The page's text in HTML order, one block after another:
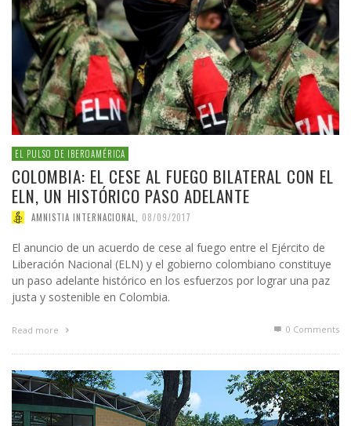
EL PULSO DE IBEROAMÉRICA
COLOMBIA: EL CESE AL FUEGO BILATERAL CON EL
ELN, UN HISTÓRICO PASO ADELANTE
AMNISTIA INTERNACIONAL 08/09/2017
El anuncio de un acuerdo de cese al fuego entre el Ejército de
Liberación Nacional (ELN) y el gobierno colombiano constituye
un paso adelante histórico en los esfuerzos por lograr una paz
justa y sostenible en Colombia.
Read more 0 Comments